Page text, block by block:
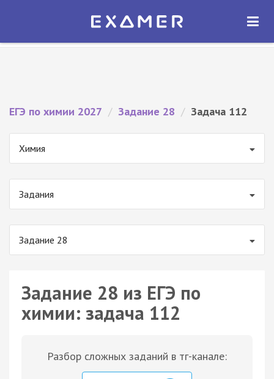
Экзамер — ЕГЭ 2027
ОТКРЫТЬ
ЕГЭ по химии 2027 / Задание 28 / Задача 112
Химия
Задания
Задание 28
Задание 28 из ЕГЭ по
химии: задача 112
Разбор сложных заданий в тг-канале: